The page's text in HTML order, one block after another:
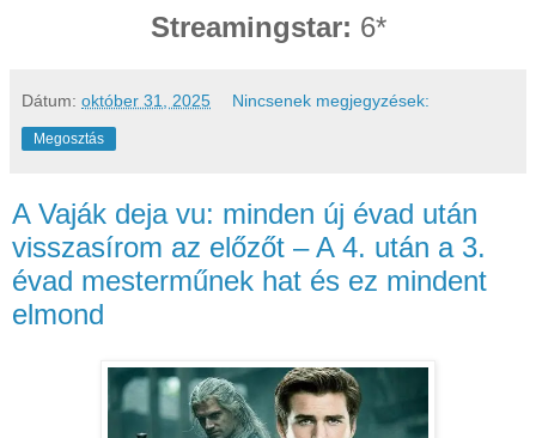
Streamingstar: 6*
Dátum: október 31, 2025 Nincsenek megjegyzések:
Megosztás
A Vaják deja vu: minden új évad után
visszasírom az előzőt – A 4. után a 3.
évad mesterműnek hat és ez mindent
elmond